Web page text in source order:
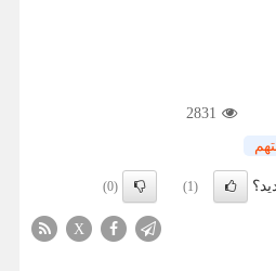
2831
(1)
(0)
X